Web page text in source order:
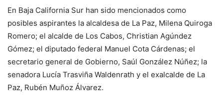
En Baja California Sur han sido mencionados como
posibles aspirantes la alcaldesa de La Paz, Milena Quiroga
Romero; el alcalde de Los Cabos, Christian Agúndez
Gómez; el diputado federal Manuel Cota Cárdenas; el
secretario general de Gobierno, Saúl González Núñez; la
senadora Lucía Trasviña Waldenrath y el exalcalde de La
Paz, Rubén Muñoz Álvarez.